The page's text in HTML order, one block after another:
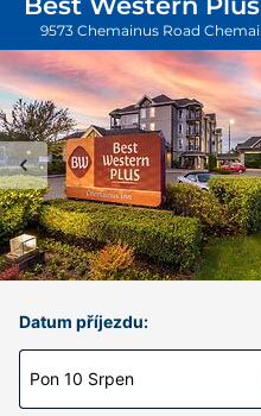
9573 Chemainus Road
Datum příjezdu:
Pon 10 Srpen